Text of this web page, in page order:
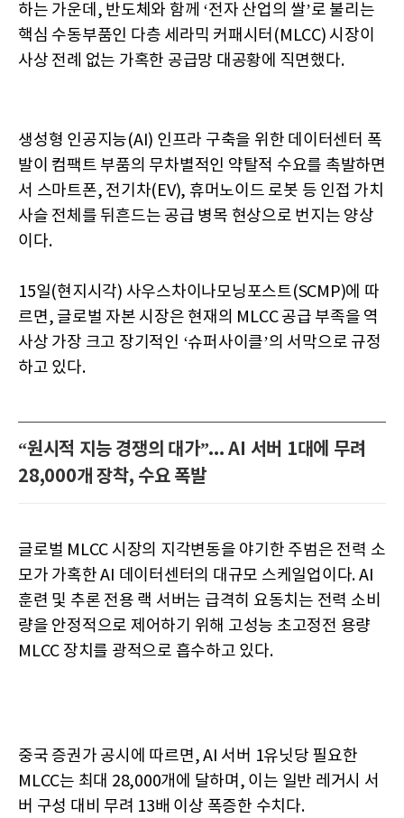
하는 가운데, 반도체와 함께 ‘전자 산업의 쌀’로 불리는
핵심 수동부품인 다층 세라믹 커패시터(MLCC) 시장이
사상 전례 없는 가혹한 공급망 대공황에 직면했다.
생성형 인공지능(AI) 인프라 구축을 위한 데이터센터 폭
발이 컴팩트 부품의 무차별적인 약탈적 수요를 촉발하면
서 스마트폰, 전기차(EV), 휴머노이드 로봇 등 인접 가치
사슬 전체를 뒤흔드는 공급 병목 현상으로 번지는 양상
이다.
15일(현지시각) 사우스차이나모닝포스트(SCMP)에 따
르면, 글로벌 자본 시장은 현재의 MLCC 공급 부족을 역
사상 가장 크고 장기적인 ‘슈퍼사이클’의 서막으로 규정
하고 있다.
“원시적 지능 경쟁의 대가”... AI 서버 1대에 무려
28,000개 장착, 수요 폭발
글로벌 MLCC 시장의 지각변동을 야기한 주범은 전력 소
모가 가혹한 AI 데이터센터의 대규모 스케일업이다. AI
훈련 및 추론 전용 랙 서버는 급격히 요동치는 전력 소비
량을 안정적으로 제어하기 위해 고성능 초고정전 용량
MLCC 장치를 광적으로 흡수하고 있다.
중국 증권가 공시에 따르면, AI 서버 1유닛당 필요한
MLCC는 최대 28,000개에 달하며, 이는 일반 레거시 서
버 구성 대비 무려 13배 이상 폭증한 수치다.